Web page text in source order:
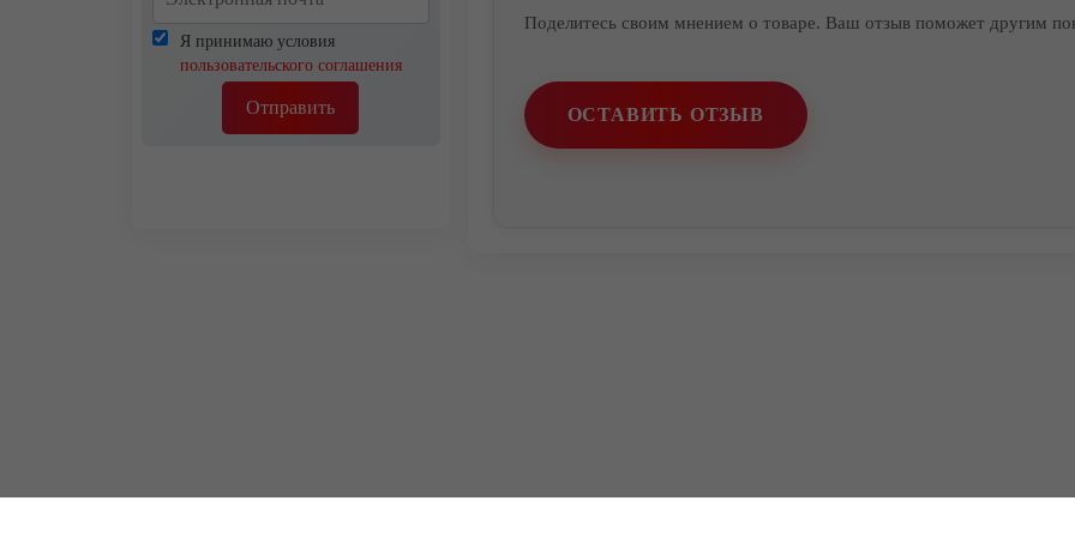
Я принимаю условия
пользовательского соглашения
Отправить
Поделитесь своим мнением о товаре. Ваш отзыв поможет другим
ОСТАВИТЬ ОТЗЫВ